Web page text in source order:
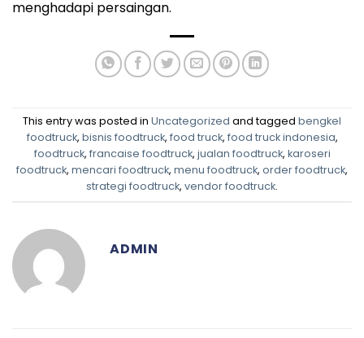
menghadapi persaingan.
This entry was posted in Uncategorized and tagged bengkel
foodtruck, bisnis foodtruck, food truck, food truck indonesia,
foodtruck, francaise foodtruck, jualan foodtruck, karoseri
foodtruck, mencari foodtruck, menu foodtruck, order foodtruck,
strategi foodtruck, vendor foodtruck.
ADMIN